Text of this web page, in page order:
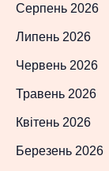
Серпень 2026
Липень 2026
Червень 2026
Травень 2026
Квітень 2026
Березень 2026